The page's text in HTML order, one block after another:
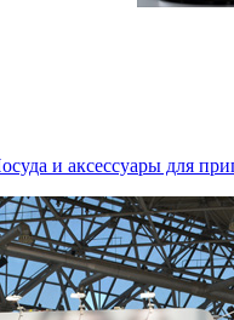
и аксессуары для